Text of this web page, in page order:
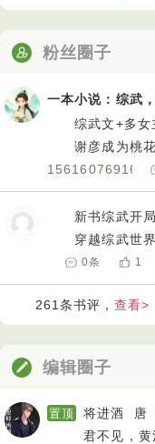
在极速飞艇的赛
孤立存在的，它
集大量的历史数
们能够挖掘出那
某些号码在特定
定胜负的关键因
同时，我们还
的比赛环境瞬息
终的结果。例如
等。通过及时获
像一位经验丰富
流的精准把握，
浪，顺利抵达目的
粉丝圈子
一本小说：综武
综武文+多女
谢彦成为桃花
开局便遭年幼
凭借满级悟性
一语反转揭穿真
自此修武学、
岛，闯出属于自
15616076916
新书综武开局
穿越综武世界
被张三丰收为
下山那天，华
我一巴掌教他
流涌动。不好意思
谁动我哥﹣我
0条 1
261条书评，查看>
编辑圈子
置顶
将进酒 唐
君不见，黄河